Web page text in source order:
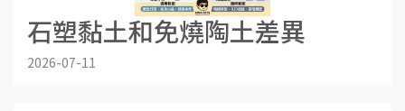
石塑黏土和免燒陶土差異
2026-07-11